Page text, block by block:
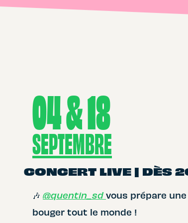
04 & 18
SEPTEMBRE
CONCERT LIVE | DÈS
🎶 @quentin_sd vous prépare
bouger tout le monde !